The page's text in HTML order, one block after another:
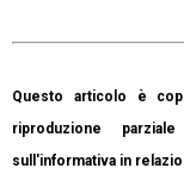
Questo articolo è
riproduzione
sull'informativa in